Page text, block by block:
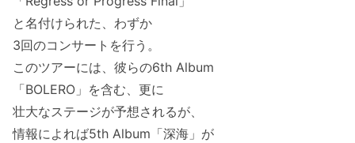
と名付けられた、わずか
3回のコンサートを行う。
このツアーには、彼らの6th Album
「BOLERO」を含む、更に
壮大なステージが予想されるが、
情報によれば5th Album「深海」が